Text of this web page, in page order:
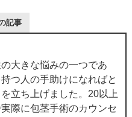
記事
の大きな悩みの一つであ
つ人の手助けになればと
立ち上げました。20以上
際に包茎手術のカウンセ